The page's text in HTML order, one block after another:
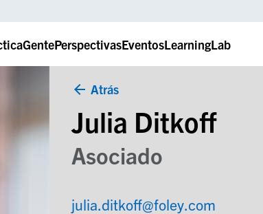
GentePerspectivasEventosLearningLab
Atrás
Julia Ditkoff
Asociado
julia.ditkoff@foley.com